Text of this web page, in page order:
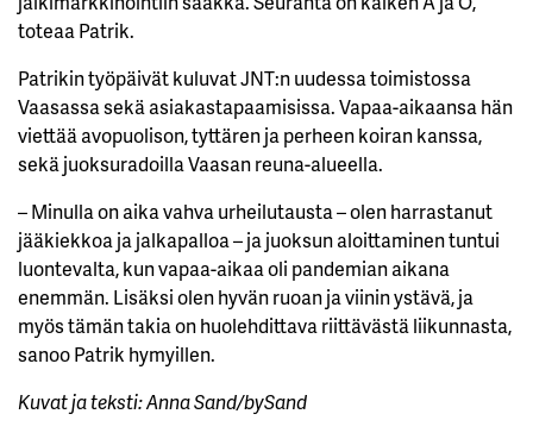
toteaa Patrik.
Patrikin työpäivät kuluvat JNT:n uudessa toimistossa
Vaasassa sekä asiakastapaamisissa. Vapaa-aikaansa hän
viettää avopuolison, tyttären ja perheen koiran kanssa,
sekä juoksuradoilla Vaasan reuna-alueella.
– Minulla on aika vahva urheilutausta – olen harrastanut
jääkiekkoa ja jalkapalloa – ja juoksun aloittaminen tuntui
luontevalta, kun vapaa-aikaa oli pandemian aikana
enemmän. Lisäksi olen hyvän ruoan ja viinin ystävä, ja
myös tämän takia on huolehdittava riittävästä liikunnasta,
sanoo Patrik hymyillen.
Kuvat ja teksti: Anna Sand/bySand